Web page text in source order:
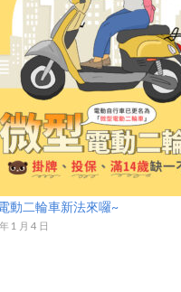
動二輪車新法來囉~
1 月 4 日